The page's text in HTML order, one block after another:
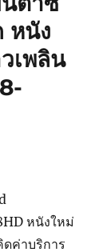
หนัง
เพลิน
หนังใหม่
ค่าบริการ